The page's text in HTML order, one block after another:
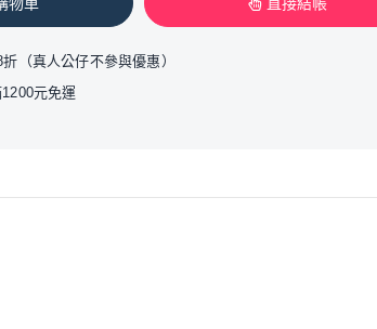
（真人公仔不參與優惠）
元免運